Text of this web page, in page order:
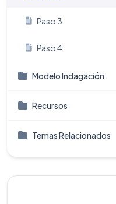
Paso 3
Paso 4
Modelo Indagación
Recursos
Temas Relacionados